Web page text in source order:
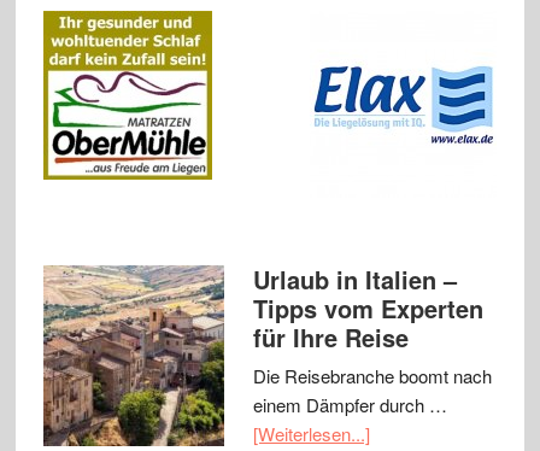
Urlaub in Italien –
Tipps vom Experten
für Ihre Reise
Die Reisebranche boomt nach
einem Dämpfer durch …
[Weiterlesen...]